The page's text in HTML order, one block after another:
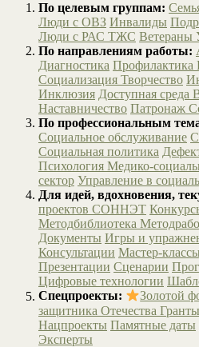
По целевым группам:
Люди с ОВЗ Инвалиды
Люди с РАС ТЖС Ветераны
По направлениям работы:
Диагностика Профилактика
Социализация Творчество
Инклюзия Доступная среда
Наставничество Патронаж
По профессиональным
Социальное обслуживание
Социальная политика
Психология Медико-
сектор Управление в
Для идей, вдохновения,
проектов СОННЭТ
Методбиблиотека
Документы Игры и
Консультации Мастер-классы
Презентации Сценарии
Цифровые технологии
Спецпроекты:
Золотой
защитника Отечества Гранты
Нацпроекты Памятные даты
Эксперты